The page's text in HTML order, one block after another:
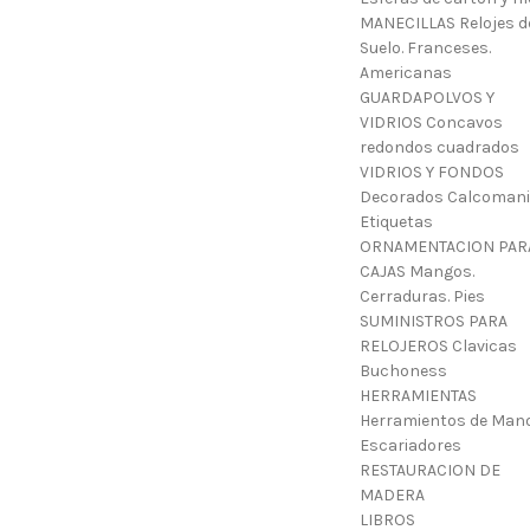
MANECILLAS Relojes
Suelo. Franceses.
Americanas
GUARDAPOLVOS Y
VIDRIOS Concavos
redondos cuadrados
VIDRIOS Y FONDOS
Decorados
Etiquetas
ORNAMENTACION
CAJAS Mangos.
Cerraduras. Pies
SUMINISTROS PARA
RELOJEROS Clavicas
Buchoness
HERRAMIENTAS
Herramientos de
Escariadores
RESTAURACION DE
MADERA
LIBROS